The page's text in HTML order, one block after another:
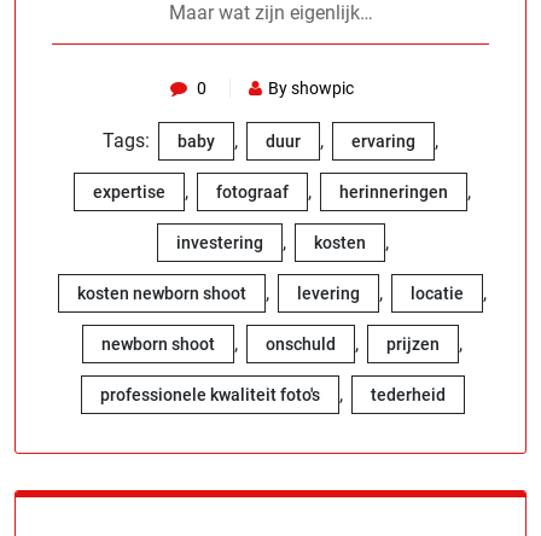
Maar wat zijn eigenlijk…
0 By showpic
Tags: baby , duur , ervaring ,
expertise , fotograaf , herinneringen ,
investering , kosten ,
kosten newborn shoot , levering , locatie ,
newborn shoot , onschuld , prijzen ,
professionele kwaliteit foto's , tederheid